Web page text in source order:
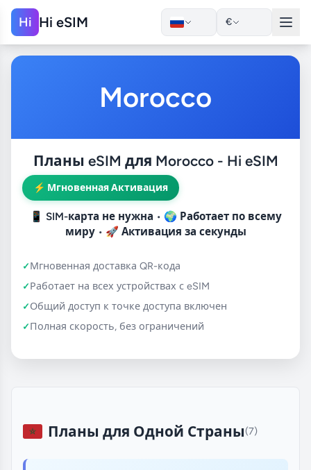
Hi Hi eSIM €
Morocco
Планы eSIM для Morocco - Hi eSIM
⚡ Мгновенная Активация
📱 SIM-карта не нужна • 🌍 Работает по всему
миру• 🚀 Активация за секунды
Мгновенная доставка QR-кода
Работает на всех устройствах с eSIM
Общий доступ к точке доступа включен
Полная скорость, без ограничений
Планы для Одной Страны(7)